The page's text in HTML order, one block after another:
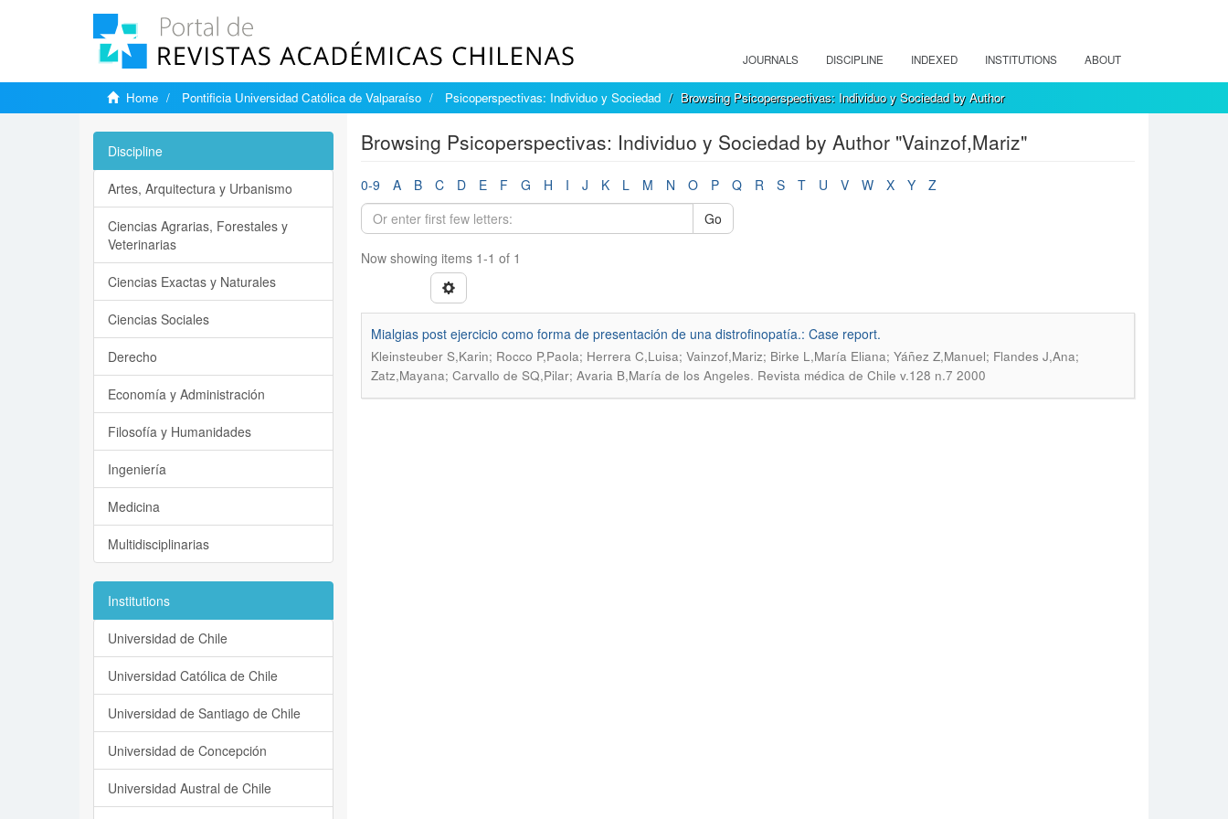
JOURNALS DISCIPLINE INDEXED INSTITUTIONS ABOUT
Home Pontificia Universidad Católica de Valparaíso Psicoperspectivas: Individuo y Sociedad Browsing Psicoperspectivas: Individuo y Sociedad by Author
Browsing Psicoperspectivas: Individuo y Sociedad by Author "Vainzof,Mariz"
0-9 A B C D E F G H I J K L M N O P Q R S T U V W X Y
Z
Go
Now showing items 1-1 of 1
Mialgias post ejercicio como forma de presentación de una distrofinopatía.: Case report.
Kleinsteuber S,Karin; Rocco P,Paola; Herrera C,Luisa; Vainzof,Mariz; Birke L,María Eliana; Yáñez Z,Manuel; Flandes J,Ana;
Zatz,Mayana; Carvallo de SQ,Pilar; Avaria B,María de los Angeles. Revista médica de Chile v.128 n.7 2000
Discipline
Artes, Arquitectura y Urbanismo
Ciencias Agrarias, Forestales y
Veterinarias
Ciencias Exactas y Naturales
Ciencias Sociales
Derecho
Economía y Administración
Filosofía y Humanidades
Ingeniería
Medicina
Multidisciplinarias
Institutions
Universidad de Chile
Universidad Católica de Chile
Universidad de Santiago de Chile
Universidad de Concepción
Universidad Austral de Chile